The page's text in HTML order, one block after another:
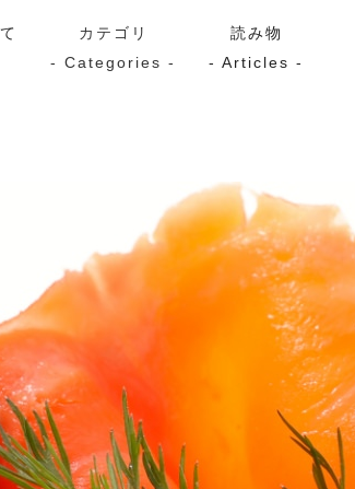
カテゴリ
- Categories -
スモーク
プレミアム
漬け魚
送料無料 サブ
読み物
- Articles -